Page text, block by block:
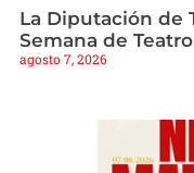
La Diputación de
Semana de
agosto 7, 2026